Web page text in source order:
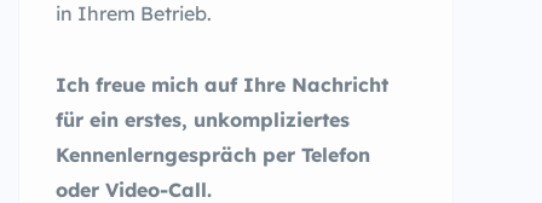
in Ihrem Betrieb.
Ich freue mich auf Ihre Nachricht
für ein erstes, unkompliziertes
Kennenlerngespräch per Telefon
oder Video-Call.